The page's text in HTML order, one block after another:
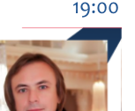
19:00